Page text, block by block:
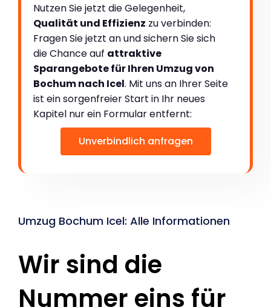
Nutzen Sie jetzt die Gelegenheit,
Qualität und Effizienz zu verbinden:
Fragen Sie jetzt an und sichern Sie sich
die Chance auf attraktive
Sparangebote für Ihren Umzug von
Bochum nach Icel. Mit uns an Ihrer Seite
ist ein sorgenfreier Start in Ihr neues
Kapitel nur ein Formular entfernt:
Unverbindlich anfragen
Umzug Bochum Icel: Alle Informationen
Wir sind die
Nummer eins für